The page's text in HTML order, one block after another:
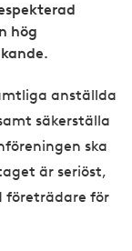
hög
anställda
säkerställa
ska
är seriöst,
företrädare för